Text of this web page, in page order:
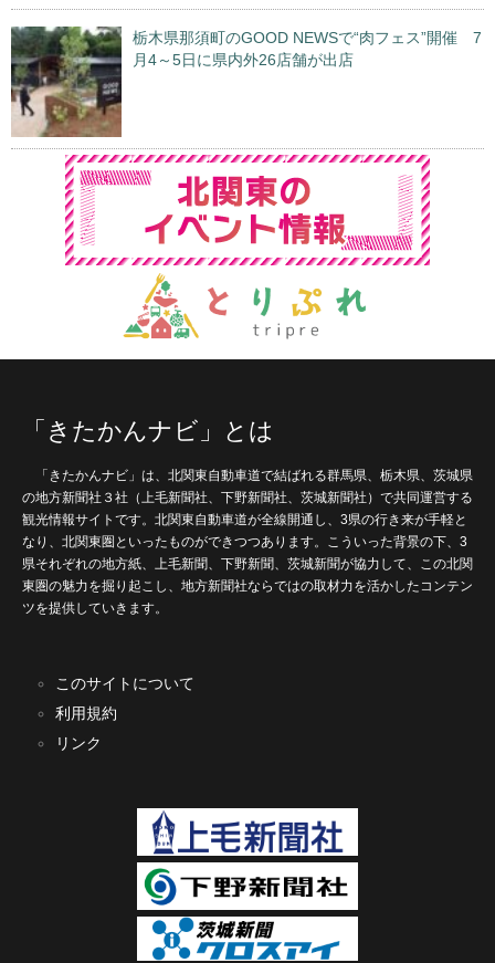
栃木県那須町のGOOD NEWSで“肉フェス”開催 7
月4～5日に県内外26店舗が出店
「きたかんナビ」とは
「きたかんナビ」は、北関東自動車道で結ばれる群馬県、栃木県、茨城県
の地方新聞社３社（上毛新聞社、下野新聞社、茨城新聞社）で共同運営する
観光情報サイトです。北関東自動車道が全線開通し、3県の行き来が手軽と
なり、北関東圏といったものができつつあります。こういった背景の下、3
県それぞれの地方紙、上毛新聞、下野新聞、茨城新聞が協力して、この北関
東圏の魅力を掘り起こし、地方新聞社ならではの取材力を活かしたコンテン
ツを提供していきます。
このサイトについて
利用規約
リンク